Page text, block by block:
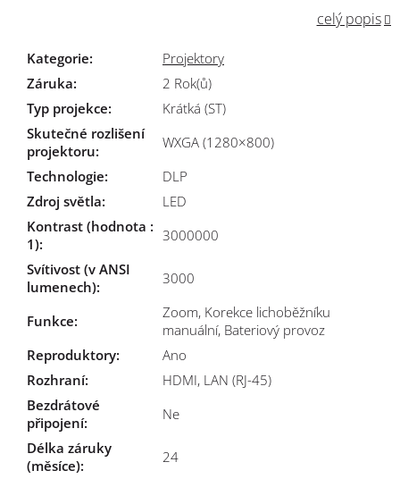
celý popis
Kategorie:
Projektory
Záruka:
2 Rok(ů)
Typ projekce:
Krátká (ST)
Skutečné rozlišení
projektoru:
WXGA (1280×800)
Technologie:
DLP
Zdroj světla:
LED
Kontrast (hodnota :
1):
3000000
Svítivost (v ANSI
lumenech): 3000
Funkce:
Zoom, Korekce lichoběžníku
manuální, Bateriový provoz
Reproduktory:
Ano
Rozhraní:
HDMI, LAN (RJ-45)
Bezdrátové
připojení:
Ne
Délka záruky
(měsíce):
24